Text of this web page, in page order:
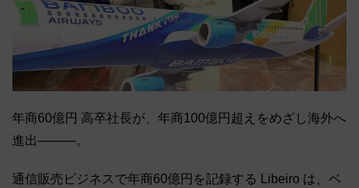
年商60億円 高卒社長が、年商100億円超えをめざし海外へ
進出―――。
通信販売ビジネスで年商60億円を記録する Libeiro は、ベ